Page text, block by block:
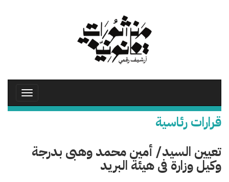
Toggle
قرارات رئاسية
تعيين السيد/ أمين محمد وهبى بدرجة
وكيل وزارة فى هيئة البريد